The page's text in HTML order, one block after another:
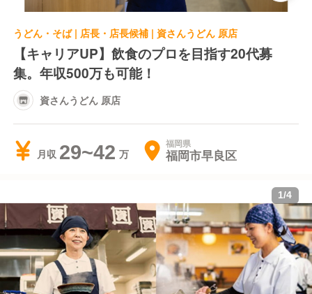
うどん・そば | 店長・店長候補 | 資さんうどん 原店
【キャリアUP】飲食のプロを目指す20代募
集。年収500万も可能！
資さんうどん 原店
月収 29~42 福岡県
福岡市早良区
1/4